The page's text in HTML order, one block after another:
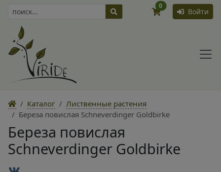
0
Войти
Каталог
Лиственные растения
Береза повислая Schneverdinger Goldbirke
Береза повислая
Schneverdinger Goldbirke